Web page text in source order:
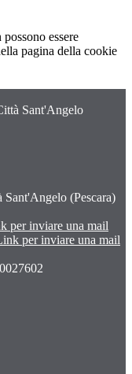
essere
pagina della cookie
Sant'Angelo
(Pescara)
per inviare una mail
per inviare una mail